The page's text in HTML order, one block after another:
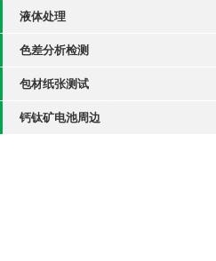
液体处理
色差分析检测
包材纸张测试
钙钛矿电池周边